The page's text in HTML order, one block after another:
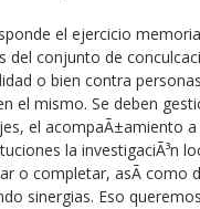
el ejercicio
del conjunto de
o bien contra
el mismo. Se deben
el acompaÃ±amiento a
la investigaciÃ³n
o completar, asÃ­ como
sinergias. Eso